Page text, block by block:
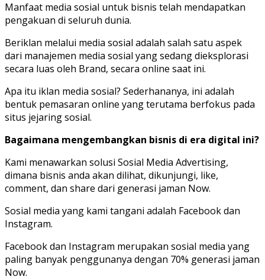
Manfaat media sosial untuk bisnis telah mendapatkan
pengakuan di seluruh dunia.
Beriklan melalui media sosial adalah salah satu aspek
dari manajemen media sosial yang sedang dieksplorasi
secara luas oleh Brand, secara online saat ini.
Apa itu iklan media sosial? Sederhananya, ini adalah
bentuk pemasaran online yang terutama berfokus pada
situs jejaring sosial.
Bagaimana mengembangkan bisnis di era digital ini?
Kami menawarkan solusi Sosial Media Advertising,
dimana bisnis anda akan dilihat, dikunjungi, like,
comment, dan share dari generasi jaman Now.
Sosial media yang kami tangani adalah Facebook dan
Instagram.
Facebook dan Instagram merupakan sosial media yang
paling banyak penggunanya dengan 70% generasi jaman
Now.